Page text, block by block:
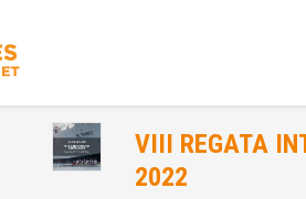
VIII REGATA
2022